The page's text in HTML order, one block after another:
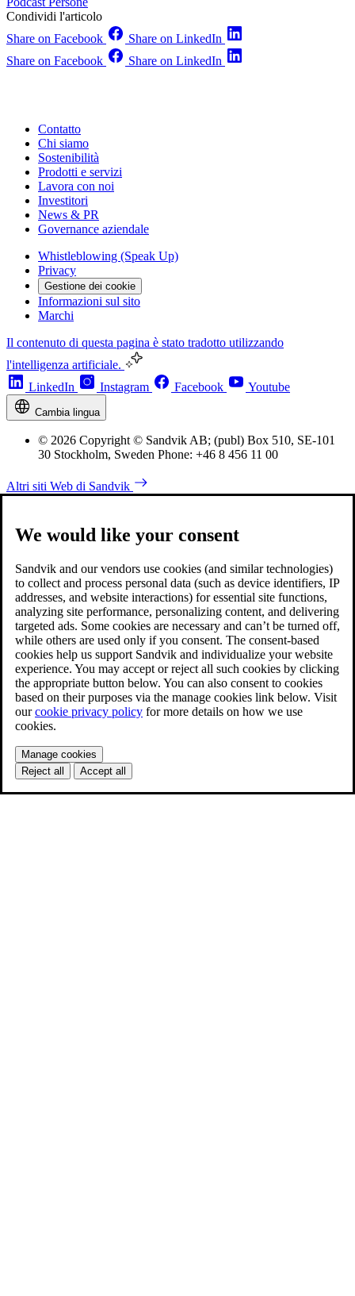
Condividi l'articolo
Share on Facebook
Share on LinkedIn
Share on Facebook
Share on LinkedIn
Contatto
Chi siamo
Sostenibilità
Prodotti e servizi
Lavora con noi
Investitori
News & PR
Governance aziendale
Whistleblowing (Speak Up)
Privacy
Gestione dei cookie
Informazioni sul sito
Marchi
Il contenuto di questa pagina è stato tradotto utilizzando
l'intelligenza artificiale.
LinkedIn
Instagram Facebook Youtube
Cambia lingua
© 2026 Copyright © Sandvik AB; (publ) Box 510, SE-101
30 Stockholm, Sweden Phone: +46 8 456 11 00
Altri siti Web di Sandvik
We would like your consent
Sandvik and our vendors use cookies (and similar technologies)
to collect and process personal data (such as device identifiers, IP
addresses, and website interactions) for essential site functions,
analyzing site performance, personalizing content, and delivering
targeted ads. Some cookies are necessary and can’t be turned off,
while others are used only if you consent. The consent-based
cookies help us support Sandvik and individualize your website
experience. You may accept or reject all such cookies by clicking
the appropriate button below. You can also consent to cookies
based on their purposes via the manage cookies link below. Visit
ourcookie privacy policy for more details on how we use
cookies.
Manage cookies
Reject all
Accept all